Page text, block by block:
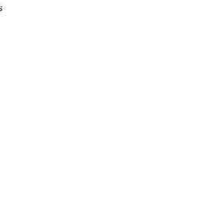
tu antiguo dispositivo